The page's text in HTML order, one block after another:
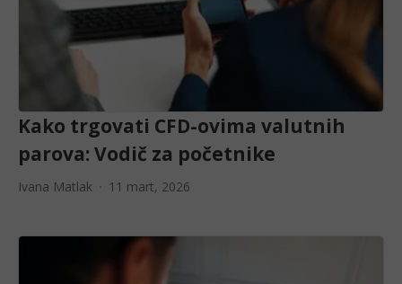
Kako trgovati CFD-ovima valutnih
parova: Vodič za početnike
Ivana Matlak 11 mart, 2026